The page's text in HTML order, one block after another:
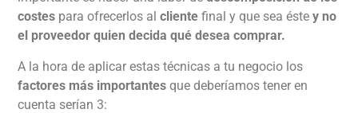
costes para ofrecerlos alcliente final y que sea éstey no
el proveedor quien decida qué desea comprar.
A la hora de aplicar estas técnicas a tu negocio los
factores más importantes que deberíamos tener en
cuenta serían 3: